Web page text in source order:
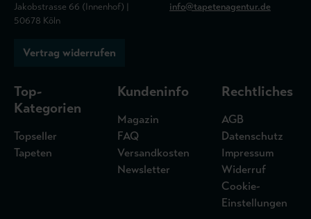
Jakobstrasse 66 (Innenhof) |
50678 Köln
info@tapetenagentur.de
Vertrag widerrufen
Top-
Kategorien
Topseller
Tapeten
Kundeninfo
Magazin
FAQ
Versandkosten
Newsletter
Rechtliches
AGB
Datenschutz
Impressum
Widerruf
Cookie-
Einstellungen